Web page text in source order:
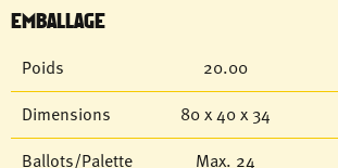
EMBALLAGE
Poids 20.00
Dimensions
80 x 40 x 34
Ballots/Palette
Max. 24